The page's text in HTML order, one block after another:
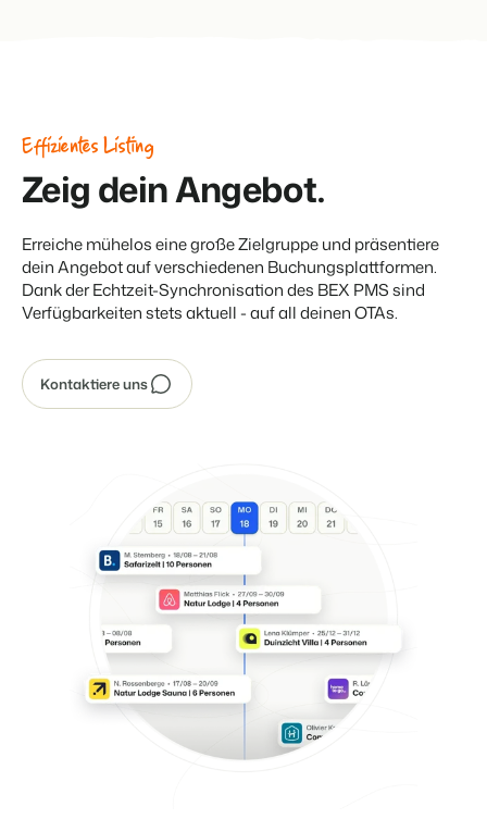
Für Ferienparks
Entdecke die Vorteile von Booking Experts für Ferienparks.
App Store
Mach die Plattform zu deiner eigenen mithilfe der
Zum Blog
DIGITALER ZUGANG
Schlüsselloser Zugang bei Camping de
Kundenstory lesen
Effizientes Listing
Zeig dein Angebot.
Erreiche mühelos eine große Zielgruppe und präsentiere
dein Angebot auf verschiedenen Buchungsplattformen.
Dank der Echtzeit-Synchronisation des BEX PMS sind
Verfügbarkeiten stets aktuell - auf all deinen OTAs.
Kontaktiere uns